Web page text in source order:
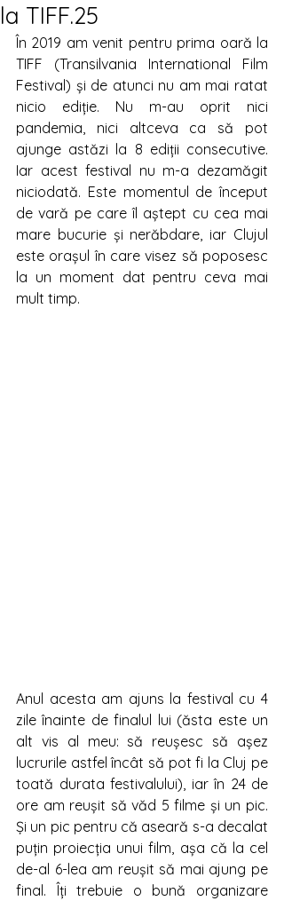
la TIFF.25
În 2019 am venit pentru prima oară la
TIFF (Transilvania International Film
Festival) și de atunci nu am mai ratat
nicio ediție. Nu m-au oprit nici
pandemia, nici altceva ca să pot
ajunge astăzi la 8 ediții consecutive.
Iar acest festival nu m-a dezamăgit
niciodată. Este momentul de început
de vară pe care îl aștept cu cea mai
mare bucurie și nerăbdare, iar Clujul
este orașul în care visez să poposesc
la un moment dat pentru ceva mai
mult timp.
Anul acesta am ajuns la festival cu 4
zile înainte de finalul lui (ăsta este un
alt vis al meu: să reușesc să așez
lucrurile astfel încât să pot fi la Cluj pe
toată durata festivalului), iar în 24 de
ore am reușit să văd 5 filme și un pic.
Și un pic pentru că aseară s-a decalat
puțin proiecția unui film, așa că la cel
de-al 6-lea am reușit să mai ajung pe
final. Îți trebuie o bună organizare